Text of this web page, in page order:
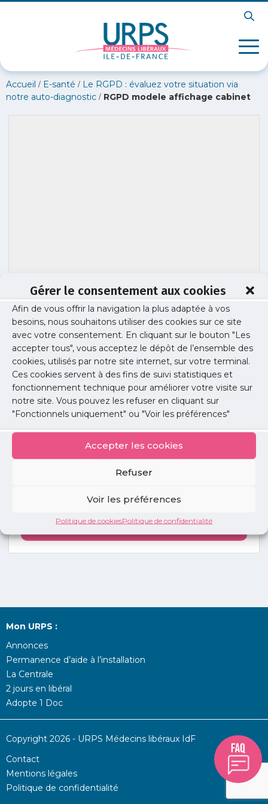
Gérer le consentement aux cookies
Afin de vous offrir la navigation la plus adaptée à vos
besoins, nous souhaitons utiliser des cookies sur ce site
avec votre consentement. En cliquant sur le bouton "Les
accepter tous", vous acceptez le dépôt de l’ensemble des
cookies, utilisés par notre site internet, sur votre terminal.
Ces cookies servent à des fins de suivi statistiques et
fonctionnement technique pour améliorer votre visite sur
notre site. Vous pouvez les refuser en cliquant sur
"Fonctionnels uniquement" ou "Voir les préférences"
Accepter les cookies
Refuser
Voir les préférences
Politique de cookiesPolitique de confidentialité
Accueil / E-santé / Le RGPD : évaluez votre situation via
notre auto-diagnostic / RGPD modele affichage cabinet
RGPD modele affichage cabinet
Publié le : 31 mai 2018
Partager cet article :
annonces
Mon URPS :
Annonces
Permanence d’aide à l’installation
La Centrale
2 jours en libéral
Adopte 1 Doc
Copyright 2026 - URPS Médecins libéraux IdF
Contact
Mentions légales
Politique de confidentialité